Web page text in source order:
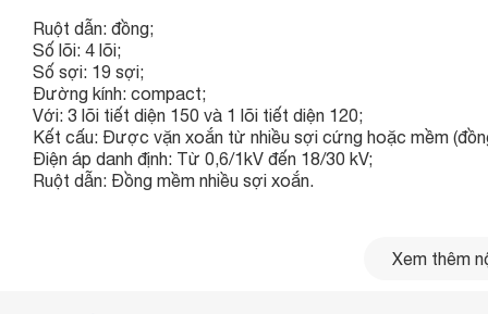
Ruột dẫn: đồng;
Số lõi: 4 lõi;
Số sợi: 19 sợi;
Đường kính: compact;
Với: 3 lõi tiết diện 150 và 1 lõi tiết diện 120;
Kết cấu: Được vặn xoắn từ nhiều sợi cứng hoặc mềm
Điện áp danh định: Từ 0,6/1kV đến 18/30 kV;
Ruột dẫn: Đồng mềm nhiều sợi xoắn.
Xem thêm